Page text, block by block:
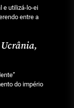
e utilizá-lo-ei
entre a
do império